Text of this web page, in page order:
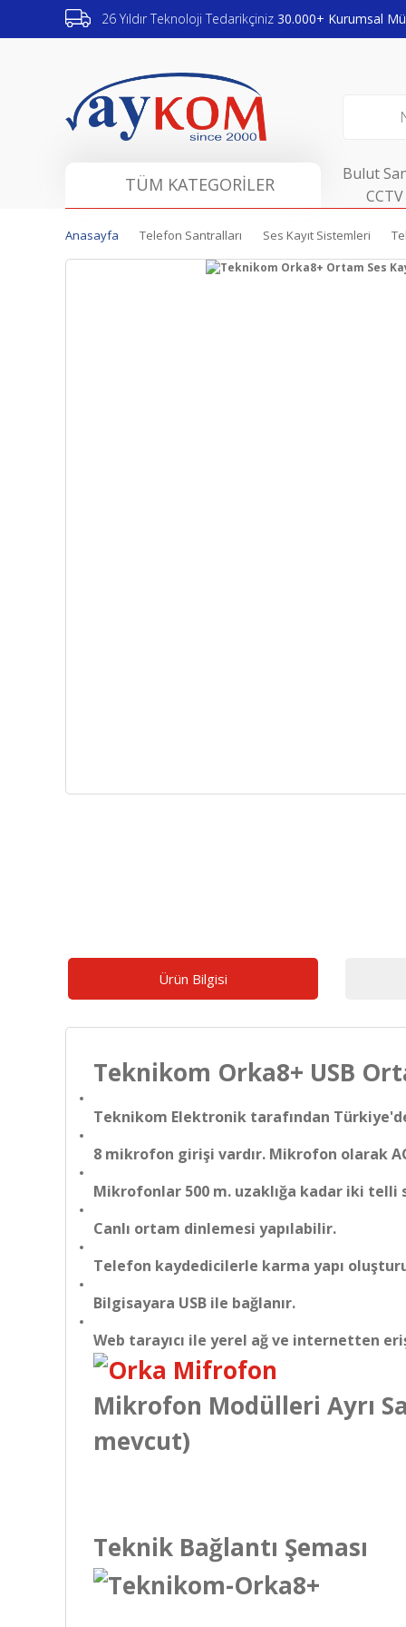
26 Yıldır Teknoloji Tedarikçiniz 30.000+ Kurumsal
TÜM KATEGORİLER Bulut
Anasayfa Telefon Santralları Ses Kayıt Sistemleri
Ürün Bilgisi
Teknikom Orka8+ USB
Teknikom Elektronik tarafından
8 mikrofon girişi vardır. Mikrofon olarak
Mikrofonlar 500 m. uzaklığa kadar iki telli
Canlı ortam dinlemesi yapılabilir.
Telefon kaydedicilerle karma yapı
Bilgisayara USB ile bağlanır.
Web tarayıcı ile yerel ağ ve internetten
Mikrofon Modülleri Ayrı
mevcut)
Teknik Bağlantı Şeması